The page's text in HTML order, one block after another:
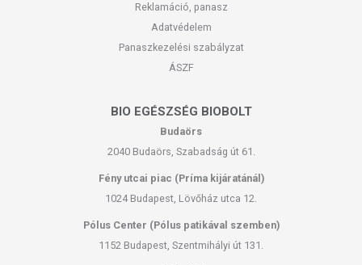
Reklamáció, panasz
Adatvédelem
Panaszkezelési szabályzat
ÁSZF
BIO EGÉSZSÉG BIOBOLT
Budaörs
2040 Budaörs, Szabadság út 61.
Fény utcai piac (Príma kijáratánál)
1024 Budapest, Lövőház utca 12.
Pólus Center (Pólus patikával szemben)
1152 Budapest, Szentmihályi út 131.